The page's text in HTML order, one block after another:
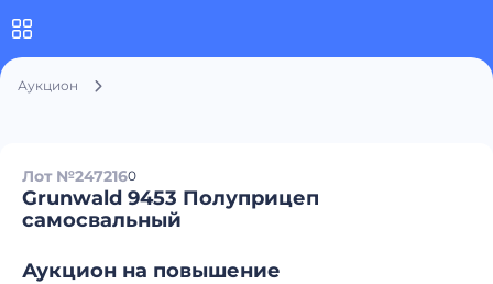
Аукцион
Лот №2472160
Grunwald 9453 Полуприцеп
самосвальный
Аукцион на повышение